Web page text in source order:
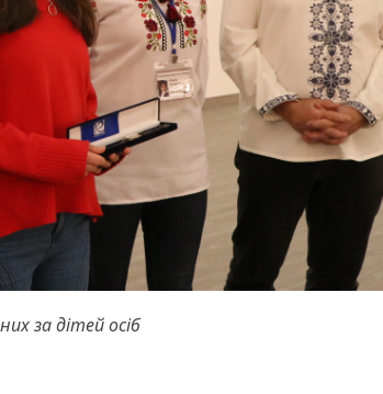
за дітей осіб